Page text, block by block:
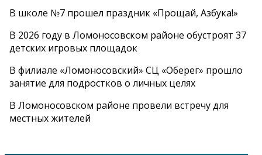
В школе №7 прошел праздник «Прощай, Азбука!»
В 2026 году в Ломоносовском районе обустроят 37
детских игровых площадок
В филиале «Ломоносовский» СЦ «Оберег» прошло
занятие для подростков о личных целях
В Ломоносовском районе провели встречу для
местных жителей